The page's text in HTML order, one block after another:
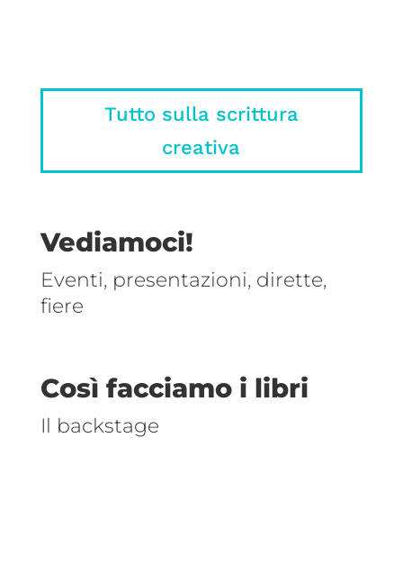
Tutto sulla scrittura
creativa
Vediamoci!
Eventi, presentazioni, dirette,
fiere
Così facciamo i libri
Il backstage